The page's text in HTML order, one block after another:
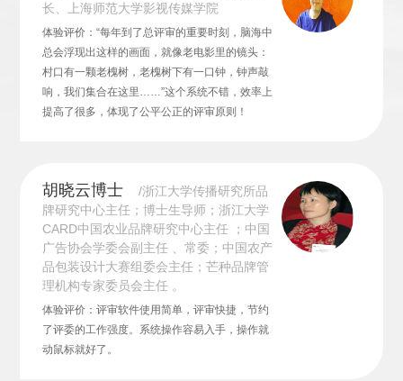
长、上海师范大学影视传媒学院
体验评价：“每年到了总评审的重要时刻，脑海中
总会浮现出这样的画面，就像老电影里的镜头：
村口有一颗老槐树，老槐树下有一口钟，钟声敲
响，我们集合在这里……”这个系统不错，效率上
提高了很多，体现了公平公正的评审原则！
胡晓云博士
/浙江大学传播研究所品
牌研究中心主任；博士生导师；浙江大学
CARD中国农业品牌研究中心主任 ；中国
广告协会学委会副主任 、常委；中国农产
品包装设计大赛组委会主任；芒种品牌管
理机构专家委员会主任 。
体验评价：评审软件使用简单，评审快捷，节约
了评委的工作强度。系统操作容易入手，操作就
动鼠标就好了。